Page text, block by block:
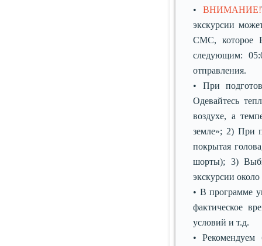
• ВНИМАНИЕ!
экскурсии
СМС, которое
следующим:
отправления.
• При
Одевайтесь
воздухе, а
земле»; 2) При
покрытая
шорты); 3)
экскурсии
• В программе
фактическое
условий и т.д.
•